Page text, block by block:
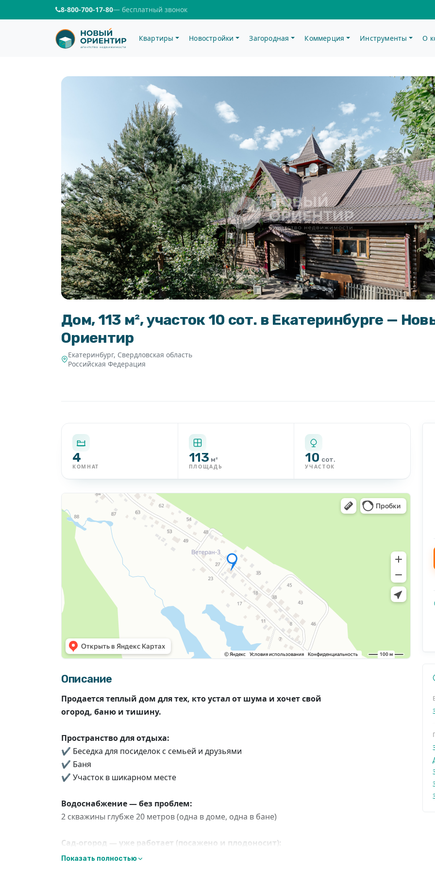
8-800-700-17-80— бесплатный звонок
Квартиры Новостройки Загородная Коммерция Инструменты О
Дом, 113 м², участок 10 сот. в Екатеринбурге —
Ориентир
Екатеринбург, Свердловская область
Российская Федерация
4
КОМНАТ
113 м²
ПЛОЩАДЬ
10 сот.
УЧАСТОК
Описание
Продается теплый дом для тех, кто устал от шума и хочет свой
огород, баню и тишину.
Пространство для отдыха:
✔ Беседка для посиделок с семьей и друзьями
✔ Баня
✔ Участок в шикарном месте
Водоснабжение — без проблем:
2 скважины глубже 20 метров (одна в доме, одна в бане)
Сад-огород — уже работает (посажено и плодоносит):
Ягоды: смородина (красная, белая, черная), крыжовник, барбарис,
Показать полностью